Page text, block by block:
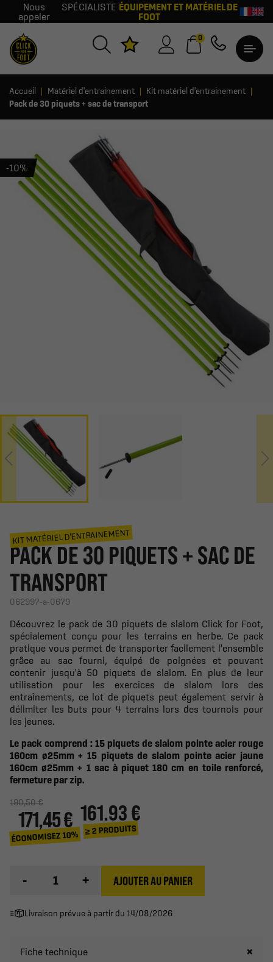
Nous
appeler
SPÉCIALISTE ÉQUIPEMENT ET MATÉRIEL DE
FOOT
0
Accueil Matériel d'entrainement
Kit matériel d'entrainement
Pack de 30 piquets + sac de transport
-10%
KIT MATÉRIEL D'ENTRAINEMENT
PACK DE 30 PIQUETS + SAC DE
TRANSPORT
062997-a-0679
Découvrez le pack de 30 piquets de slalom Click for Foot,
spécialement conçu pour les terrains en herbe. Ce pack
pratique vous permet de transporter facilement l'ensemble
grâce au sac fourni, équipé de poignées et pouvant
contenir jusqu'à 50 piquets de slalom. En plus de leur
utilisation pour les exercices de slalom lors des
entraînements, ce lot de piquets peut également servir à
délimiter les buts pour 4 terrains lors des tournois pour
les jeunes.
Le pack comprend : 15 piquets de slalom pointe acier rouge
160cm ø25mm+ 15 piquets de slalom pointe acier jaune
160cm ø25mm + 1 sac à piquet 180 cm en toile renforcé,
fermeture par zip.
190,50 €
171,45 €
ÉCONOMISEZ 10%
161.93 €
≥ 2 PRODUITS
- + AJOUTER AU PANIER
Livraison prévue à partir du 14/08/2026
Fiche technique